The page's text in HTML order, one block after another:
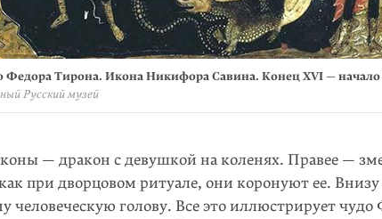
Федора Тирона. Икона Никифора Савина. Конец XVI — начало
Русский музей
— дракон с девушкой на коленях. Правее —
при дворцовом ритуале, они коронуют ее. Внизу
человеческую голову. Все это иллюстрирует чудо